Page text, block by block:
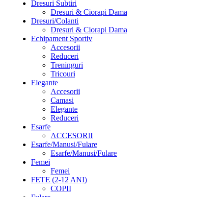
Dresuri Subtiri
Dresuri & Ciorapi Dama
Dresuri/Colanti
Dresuri & Ciorapi Dama
Echipament Sportiv
Accesorii
Reduceri
Treninguri
Tricouri
Elegante
Accesorii
Camasi
Elegante
Reduceri
Esarfe
ACCESORII
Esarfe/Manusi/Fulare
Esarfe/Manusi/Fulare
Femei
Femei
FETE (2-12 ANI)
COPII